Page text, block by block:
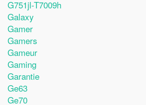
G751jl-T7009h
Galaxy
Gamer
Gamers
Gameur
Gaming
Garantie
Ge63
Ge70